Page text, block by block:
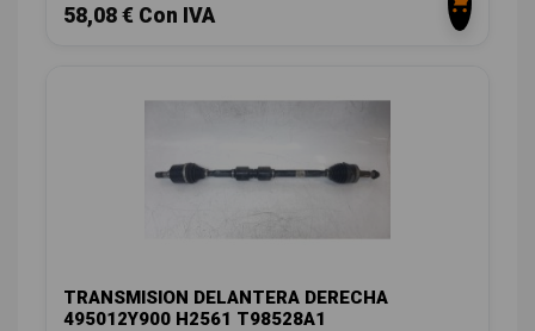
58,08 € Con IVA
TRANSMISION DELANTERA DERECHA
495012Y900 H2561 T98528A1